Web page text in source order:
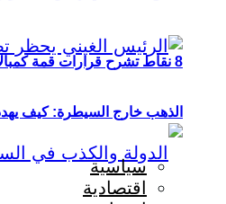
8 نقاط تشرح قرارات قمة كمبالا بشأن “بعثة أوصوم” في الصومال؟
الذهب خارج السيطرة: كيف
سياسية
اقتصادية